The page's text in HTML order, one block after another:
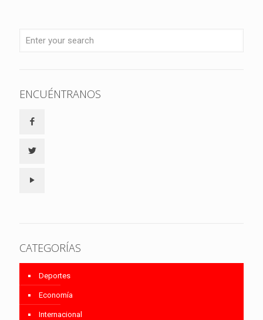
ENCUÉNTRANOS
CATEGORÍAS
Deportes
Economía
Internacional